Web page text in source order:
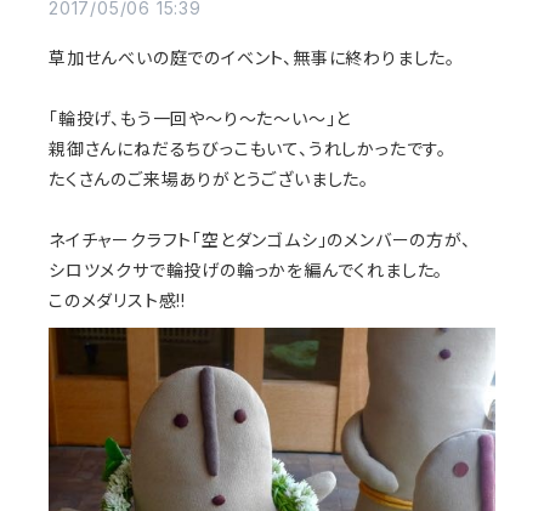
2017/05/06 15:39
草加せんべいの庭でのイベント、無事に終わりました。
「輪投げ、もう一回や〜り〜た〜い〜」と
親御さんにねだるちびっこもいて、うれしかったです。
たくさんのご来場ありがとうございました。
ネイチャークラフト「空とダンゴムシ」のメンバーの方が、
シロツメクサで輪投げの輪っかを編んでくれました。
このメダリスト感!!